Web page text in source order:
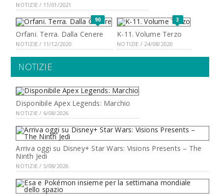
NOTIZIE / 11/01/2021
90
Orfani. Terra. Dalla Cenere
NOTIZIE / 11/12/2020
3
K-11. Volume Terzo
NOTIZIE / 24/08/2020
NOTIZIE
Disponibile Apex Legends: Marchio
NOTIZIE / 6/08/2026
Arriva oggi su Disney+ Star Wars: Visions Presents – The
Ninth Jedi
NOTIZIE / 5/08/2026